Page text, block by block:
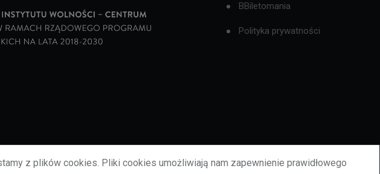
z plików cookies. Pliki cookies umożliwiają nam zapewnienie prawidłowego
BBiletomania
Polityka prywatności